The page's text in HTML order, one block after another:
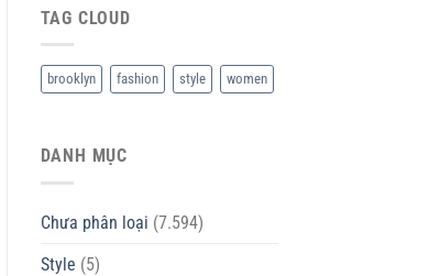
TAG CLOUD
brooklyn fashion style women
DANH MỤC
Chưa phân loại (7.594)
Style (5)